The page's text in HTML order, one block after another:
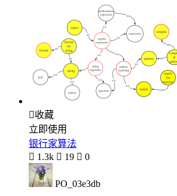
收藏
立即使用
银行家算法
 1.3k  19  0
PO_03e3db